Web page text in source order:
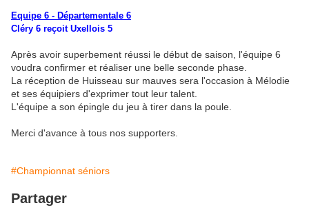
Equipe 6 - Départementale 6
Cléry 6 reçoit Uxellois 5
Après avoir superbement réussi le début de saison, l'équipe 6
voudra confirmer et réaliser une belle seconde phase.
La réception de Huisseau sur mauves sera l'occasion à Mélodie
et ses équipiers d'exprimer tout leur talent.
L'équipe a son épingle du jeu à tirer dans la poule.
Merci d'avance à tous nos supporters.
#Championnat séniors
Partager